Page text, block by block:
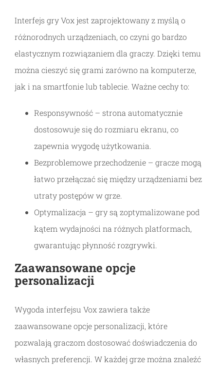
Interfejs gry Vox jest zaprojektowany z myślą o
różnorodnych urządzeniach, co czyni go bardzo
elastycznym rozwiązaniem dla graczy. Dzięki temu
można cieszyć się grami zarówno na komputerze,
jak i na smartfonie lub tablecie. Ważne cechy to:
Responsywność – strona automatycznie
dostosowuje się do rozmiaru ekranu, co
zapewnia wygodę użytkowania.
Bezproblemowe przechodzenie – gracze mogą
łatwo przełączać się między urządzeniami bez
utraty postępów w grze.
Optymalizacja – gry są zoptymalizowane pod
kątem wydajności na różnych platformach,
gwarantując płynność rozgrywki.
Zaawansowane opcje
personalizacji
Wygoda interfejsu Vox zawiera także
zaawansowane opcje personalizacji, które
pozwalają graczom dostosować doświadczenia do
własnych preferencji. W każdej grze można znaleźć